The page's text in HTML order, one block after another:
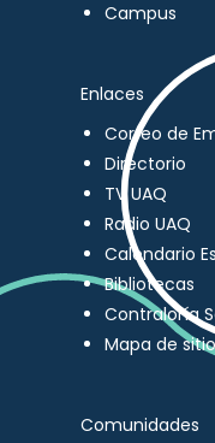
Campus
Enlaces
Correo de
Directorio
TV UAQ
Radio UAQ
Calendario
Bibliotecas
Contraloría
Mapa de
Comunidades